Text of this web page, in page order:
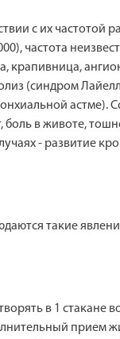
с их частотой
частота
крапивница,
(синдром
астме).
в животе,
- развитие
такие
в 1 стакане
прием